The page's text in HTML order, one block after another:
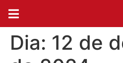
Dia: 12 de